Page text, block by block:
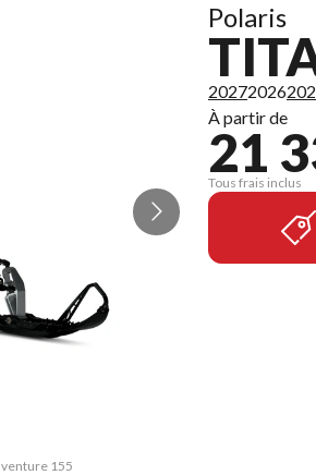
155
Polaris
20272026
À partir de
21
Tous frais inclus